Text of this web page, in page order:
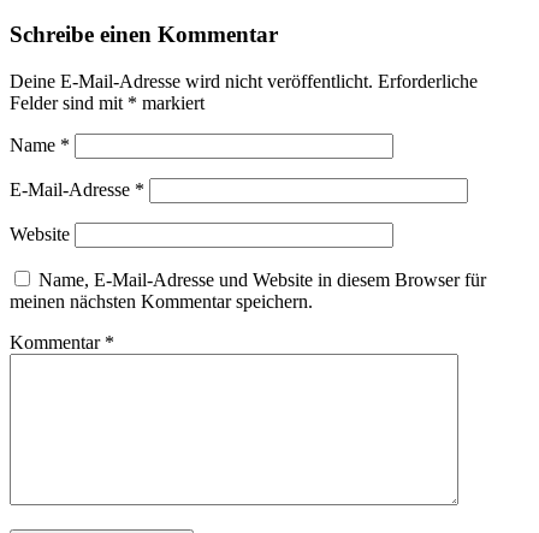
Schreibe einen Kommentar
Deine E-Mail-Adresse wird nicht veröffentlicht. Erforderliche
Felder sind mit * markiert
Name *
E-Mail-Adresse *
Website
Name, E-Mail-Adresse und Website in diesem Browser für
meinen nächsten Kommentar speichern.
Kommentar *